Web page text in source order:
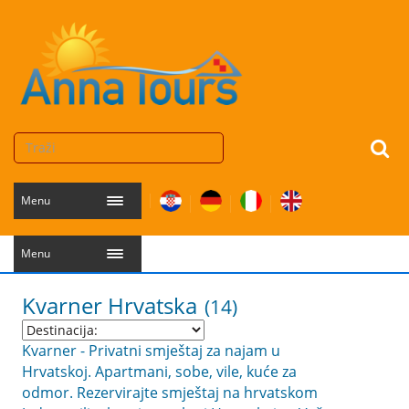
Menu
Menu
Kvarner Hrvatska (14)
Kvarner - Privatni smještaj za najam u
Hrvatskoj. Apartmani, sobe, vile, kuće za
odmor. Rezervirajte smještaj na hrvatskom